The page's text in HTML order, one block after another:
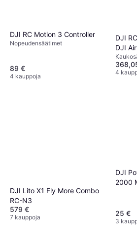
DJI RC Motion 3 Controller
Nopeudensäätimet
89 €
4 kauppoja
DJI
DJI
4
DJI Lito X1 Fly More Combo
RC-N3
579 €
7 kauppoja
DJI
2000
25 €
3